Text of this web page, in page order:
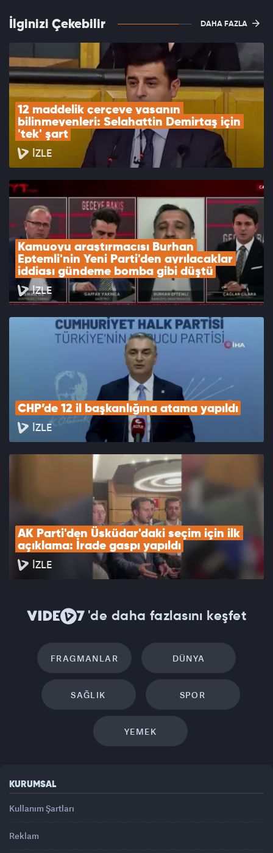
İlginizi Çekebilir DAHA FAZLA
12 maddelik çerçeve yasanın
bilinmeyenleri: Selahattin Demirtaş için
'tek' şart
İZLE
Kamuoyu araştırmacısı Burhan
Eptemli'nin Yeni Parti'den ayrılacaklar
iddiası gündeme bomba gibi düştü
İZLE
CHP’de 12 il başkanlığına atama yapıldı
İZLE
AK Parti'den Üsküdar'daki seçim için ilk
açıklama: İrade gaspı yapıldı
İZLE
'de daha fazlasını keşfet
FRAGMANLAR DÜNYA
SAĞLIK SPOR
YEMEK
KURUMSAL
Kullanım Şartları
Reklam